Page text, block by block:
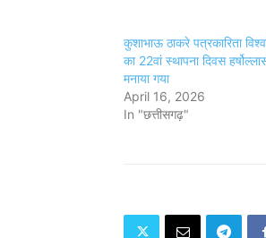
कुशाभाऊ ठाकरे पत्रकारिता
का 22वां स्थापना दिवस
मनाया गया
April 16, 2026
In "छत्तीसगढ़"